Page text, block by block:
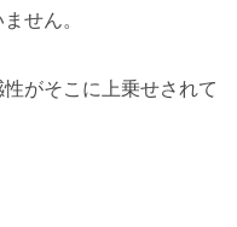
ません。
がそこに上乗せされて